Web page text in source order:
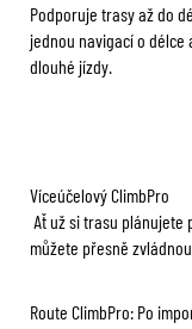
Podporuje trasy až do
jednou navigací o délce
dlouhé jízdy.
Víceúčelový ClimbPro
Ať už si trasu plánujete
můžete přesně
Route ClimbPro: Po